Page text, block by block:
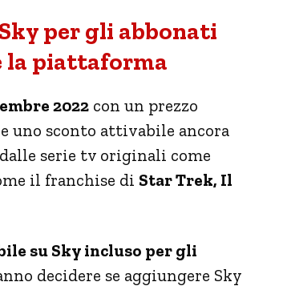
per gli abbonati
la piattaforma
2022 con un prezzo
uno sconto attivabile ancora
serie tv originali come
il franchise di Star Trek, Il
su Sky incluso per gli
decidere se aggiungere Sky